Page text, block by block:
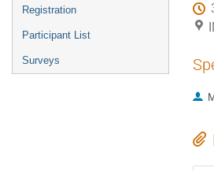
Registration
Participant List
Surveys